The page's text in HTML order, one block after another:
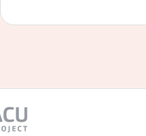
강좌(12-바)'에 데이터를 연계할
인시 캠퍼스인 경우 해당 캠퍼스
있는 기관명을 선택하시면 됩니